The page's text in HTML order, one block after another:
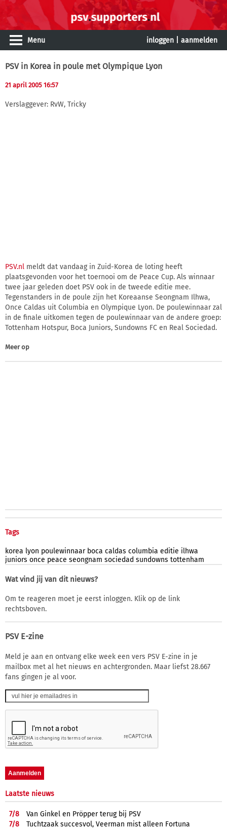
Menu inloggen aanmelden
PSV in Korea in poule met Olympique Lyon
21 april 2005 16:57
Verslaggever: RvW, Tricky
PSV.nl meldt dat vandaag in Zuid-Korea de loting heeft
plaatsgevonden voor het toernooi om de Peace Cup. Als winnaar
twee jaar geleden doet PSV ook in de tweede editie mee.
Tegenstanders in de poule zijn het Koreaanse Seongnam Ilhwa,
Once Caldas uit Columbia en Olympique Lyon. De poulewinnaar zal
in de finale uitkomen tegen de poulewinnaar van de andere groep:
Tottenham Hotspur, Boca Juniors, Sundowns FC en Real Sociedad.
Meer op
Tags
korea lyon poulewinnaar boca caldas columbia editie ilhwa
juniors once peace seongnam sociedad sundowns tottenham
Wat vind jij van dit nieuws?
Om te reageren moet je eerst inloggen. Klik op de link
rechtsboven.
PSV E-zine
Meld je aan en ontvang elke week een vers PSV E-zine in je
mailbox met al het nieuws en achtergronden. Maar liefst 28.667
fans gingen je al voor.
Laatste nieuws
7/8
Van Ginkel en Pröpper terug bij PSV
7/8
Tuchtzaak succesvol, Veerman mist alleen Fortuna